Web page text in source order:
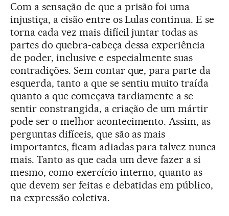
Com a sensação de que a prisão foi uma
injustiça, a cisão entre os Lulas continua. E se
torna cada vez mais difícil juntar todas as
partes do quebra-cabeça dessa experiência
de poder, inclusive e especialmente suas
contradições. Sem contar que, para parte da
esquerda, tanto a que se sentiu muito traída
quanto a que começava tardiamente a se
sentir constrangida, a criação de um mártir
pode ser o melhor acontecimento. Assim, as
perguntas difíceis, que são as mais
importantes, ficam adiadas para talvez nunca
mais. Tanto as que cada um deve fazer a si
mesmo, como exercício interno, quanto as
que devem ser feitas e debatidas em público,
na expressão coletiva.